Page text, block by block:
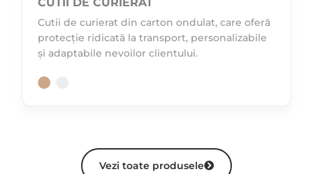
CUTII DE CURIERAT
Cutii de curierat din carton ondulat, care oferă
protecție ridicată la transport, personalizabile
și adaptabile nevoilor clientului.
Vezi toate produsele